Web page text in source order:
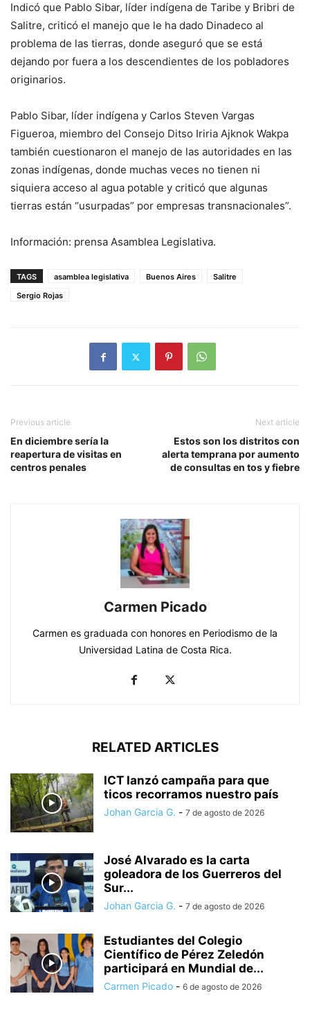
Indicó que Pablo Sibar, líder indígena de Taribe y Bribri de
Salitre, criticó el manejo que le ha dado Dinadeco al
problema de las tierras, donde aseguró que se está
dejando por fuera a los descendientes de los pobladores
originarios.
Pablo Sibar, líder indígena y Carlos Steven Vargas
Figueroa, miembro del Consejo Ditso Iriria Ajknok Wakpa
también cuestionaron el manejo de las autoridades en las
zonas indígenas, donde muchas veces no tienen ni
siquiera acceso al agua potable y criticó que algunas
tierras están “usurpadas” por empresas transnacionales”.
Información: prensa Asamblea Legislativa.
TAGS asamblea legislativa Buenos Aires
Salitre
Sergio Rojas
Previous article
En diciembre sería la
reapertura de visitas en
centros penales
Next article
Estos son los distritos con
alerta temprana por aumento
de consultas en tos y fiebre
Carmen Picado
Carmen es graduada con honores en Periodismo de la
Universidad Latina de Costa Rica.
RELATED ARTICLES
ICT lanzó campaña para que
ticos recorramos nuestro país
Johan Garcia G. - 7 de agosto de 2026
José Alvarado es la carta
goleadora de los Guerreros del
Sur...
Johan Garcia G. - 7 de agosto de 2026
Estudiantes del Colegio
Científico de Pérez Zeledón
participará en Mundial de...
Carmen Picado - 6 de agosto de 2026